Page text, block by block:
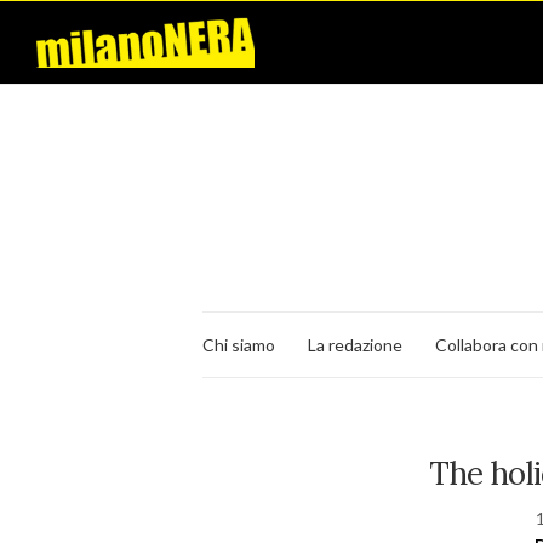
Chi siamo La redazione Collabora con
The